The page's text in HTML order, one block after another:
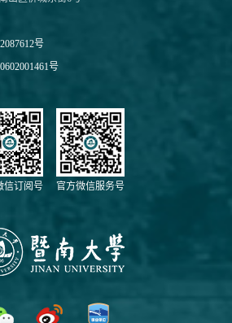
号
号
信订阅号 官方微信服务号